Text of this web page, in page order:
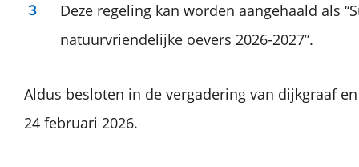
Deze regeling kan worden aangehaald als
natuurvriendelijke oevers 2026-2027”.
Aldus besloten in de vergadering van dijkgraaf
24 februari 2026.